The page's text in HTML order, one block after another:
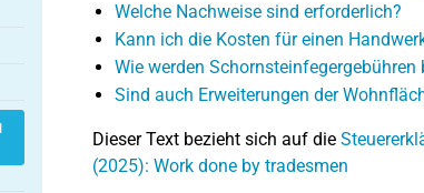
Welche Nachweise sind erforderlich?
Kann ich die Kosten für einen
Wie werden Schornsteinfegergebühren
Sind auch Erweiterungen der
Dieser Text bezieht sich auf die
(2025): Work done by tradesmen